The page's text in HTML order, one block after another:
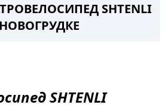
SHTENLI
НОВОГРУДКЕ
SHTENLI